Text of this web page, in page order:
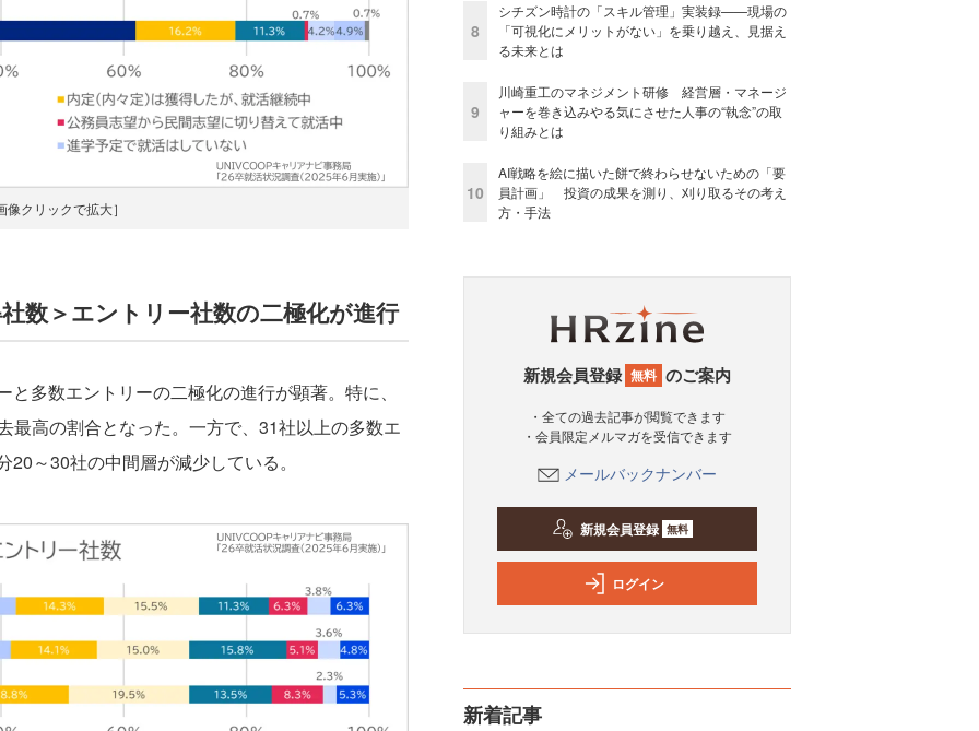
像クリックで拡大］
数＞エントリー社数の二極化が進行
多数エントリーの二極化の進行が顕著。特に、
最高の割合となった。一方で、31社以上の多数エ
～30社の中間層が減少している。
8
シチズン時計の「スキル管理」実装録——現場の
「可視化にメリットがない」を乗り越え、見据え
る未来とは
9
川崎重工のマネジメント研修 経営層・マネージ
ャーを巻き込みやる気にさせた人事の“執念”の取
り組みとは
10
AI戦略を絵に描いた餅で終わらせないための「要
員計画」 投資の成果を測り、刈り取るその考え
方・手法
新規会員登録 無料 のご案内
・全ての過去記事が閲覧できます
・会員限定メルマガを受信できます
メールバックナンバー
新規会員登録 無料
ログイン
新着記事